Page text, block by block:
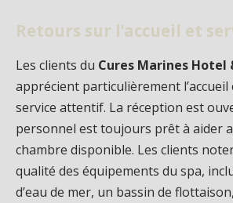
Retours sur l’accueil et
Les clients du Cures Marines Hotel
apprécient particulièrement
service attentif. La réception est
personnel est toujours prêt à aider
chambre disponible. Les clients
qualité des équipements du spa,
d’eau de mer, un bassin de